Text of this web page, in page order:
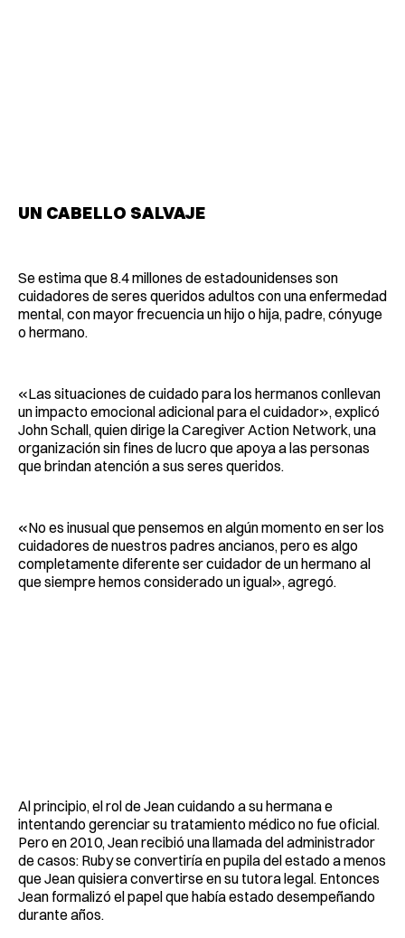
UN CABELLO SALVAJE
Se estima que 8.4 millones de estadounidenses son
cuidadores de seres queridos adultos con una enfermedad
mental, con mayor frecuencia un hijo o hija, padre, cónyuge
o hermano.
«Las situaciones de cuidado para los hermanos conllevan
un impacto emocional adicional para el cuidador», explicó
John Schall, quien dirige la Caregiver Action Network, una
organización sin fines de lucro que apoya a las personas
que brindan atención a sus seres queridos.
«No es inusual que pensemos en algún momento en ser los
cuidadores de nuestros padres ancianos, pero es algo
completamente diferente ser cuidador de un hermano al
que siempre hemos considerado un igual», agregó.
Al principio, el rol de Jean cuidando a su hermana e
intentando gerenciar su tratamiento médico no fue oficial.
Pero en 2010, Jean recibió una llamada del administrador
de casos: Ruby se convertiría en pupila del estado a menos
que Jean quisiera convertirse en su tutora legal. Entonces
Jean formalizó el papel que había estado desempeñando
durante años.